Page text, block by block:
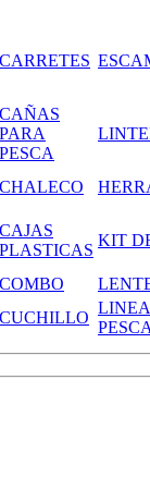
CARRETES
CAÑAS
PARA
PESCA
CHALECO
CAJAS
PLASTICAS
KIT
COMBO
CUCHILLO